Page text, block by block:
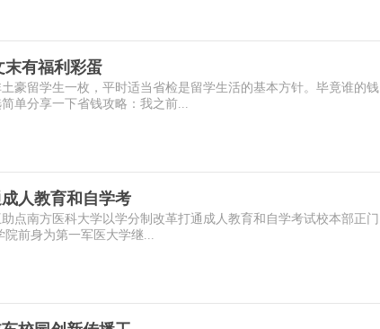
末有福利彩蛋
豪留学生一枚，平时适当省检是留学生活的基本方针。毕竟谁的钱
单分享一下省钱攻略：我之前...
人教育和自学考
点南方医科大学以学分制改革打通成人教育和自学考试校本部正门
前身为第一军医大学继...